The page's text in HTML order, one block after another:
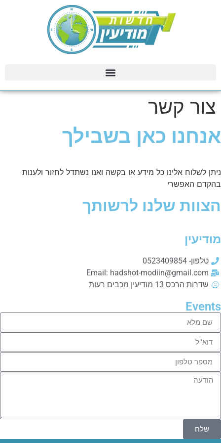
צור קשר
אנחנו כאן בשבילך
ניתן לשלוח אלינו כל מידע או בקשה ואנו נשתדל לחזור ולענות
בהקדם האפשרי
הצוות שלנו לרשותך
מודיעין
טלפון- 0523409854
Email: hadshot-modiin@gmail.com
שדרות הרכס 13 מודיעין מכבים רעות
Events
שלח